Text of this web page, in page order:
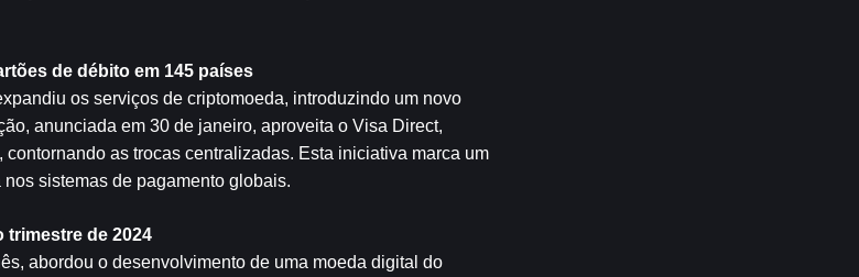
de débito em 145 países
os serviços de criptomoeda, introduzindo um novo
anunciada em 30 de janeiro, aproveita o Visa Direct,
as trocas centralizadas. Esta iniciativa marca um
sistemas de pagamento globais.
trimestre de 2024
abordou o desenvolvimento de uma moeda digital do